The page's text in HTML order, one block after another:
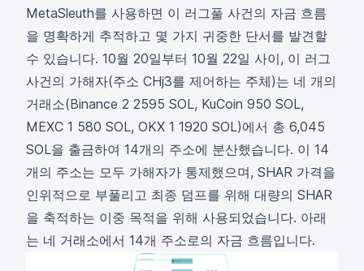
MetaSleuth를 사용하면 이 러그풀 사건의 자금 흐름
을 명확하게 추적하고 몇 가지 귀중한 단서를 발견할
수 있습니다. 10월 20일부터 10월 22일 사이, 이 러그
사건의 가해자(주소 CHj3를 제어하는 주체)는 네 개의
거래소(Binance 2 2595 SOL, KuCoin 950 SOL,
MEXC 1 580 SOL, OKX 1 1920 SOL)에서 총 6,045
SOL을 출금하여 14개의 주소에 분산했습니다. 이 14
개의 주소는 모두 가해자가 통제했으며, SHAR 가격을
인위적으로 부풀리고 최종 덤프를 위해 대량의 SHAR
을 축적하는 이중 목적을 위해 사용되었습니다. 아래
는 네 거래소에서 14개 주소로의 자금 흐름입니다.